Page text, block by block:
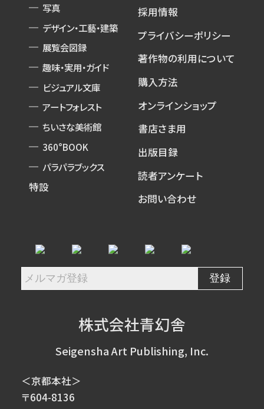
写真
デザイン・工藝・建築
展覧会図録
趣味・実用・ガイド
ビジュアル文庫
アートフォレスト
ちいさな美術館
360°BOOK
パラパラブックス
特設
採用情報
プライバシーポリシー
著作物の利用について
購入方法
オンラインショップ
書店さま用
出版目録
読者アンケート
お問い合わせ
株式会社青幻舎
Seigensha Art Publishing, Inc.
＜京都本社＞
〒604-8136